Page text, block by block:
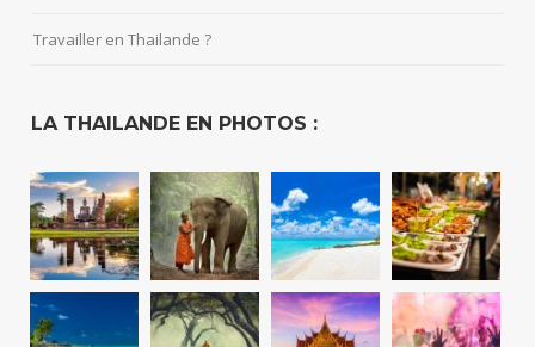
Travailler en Thailande ?
LA THAILANDE EN PHOTOS :